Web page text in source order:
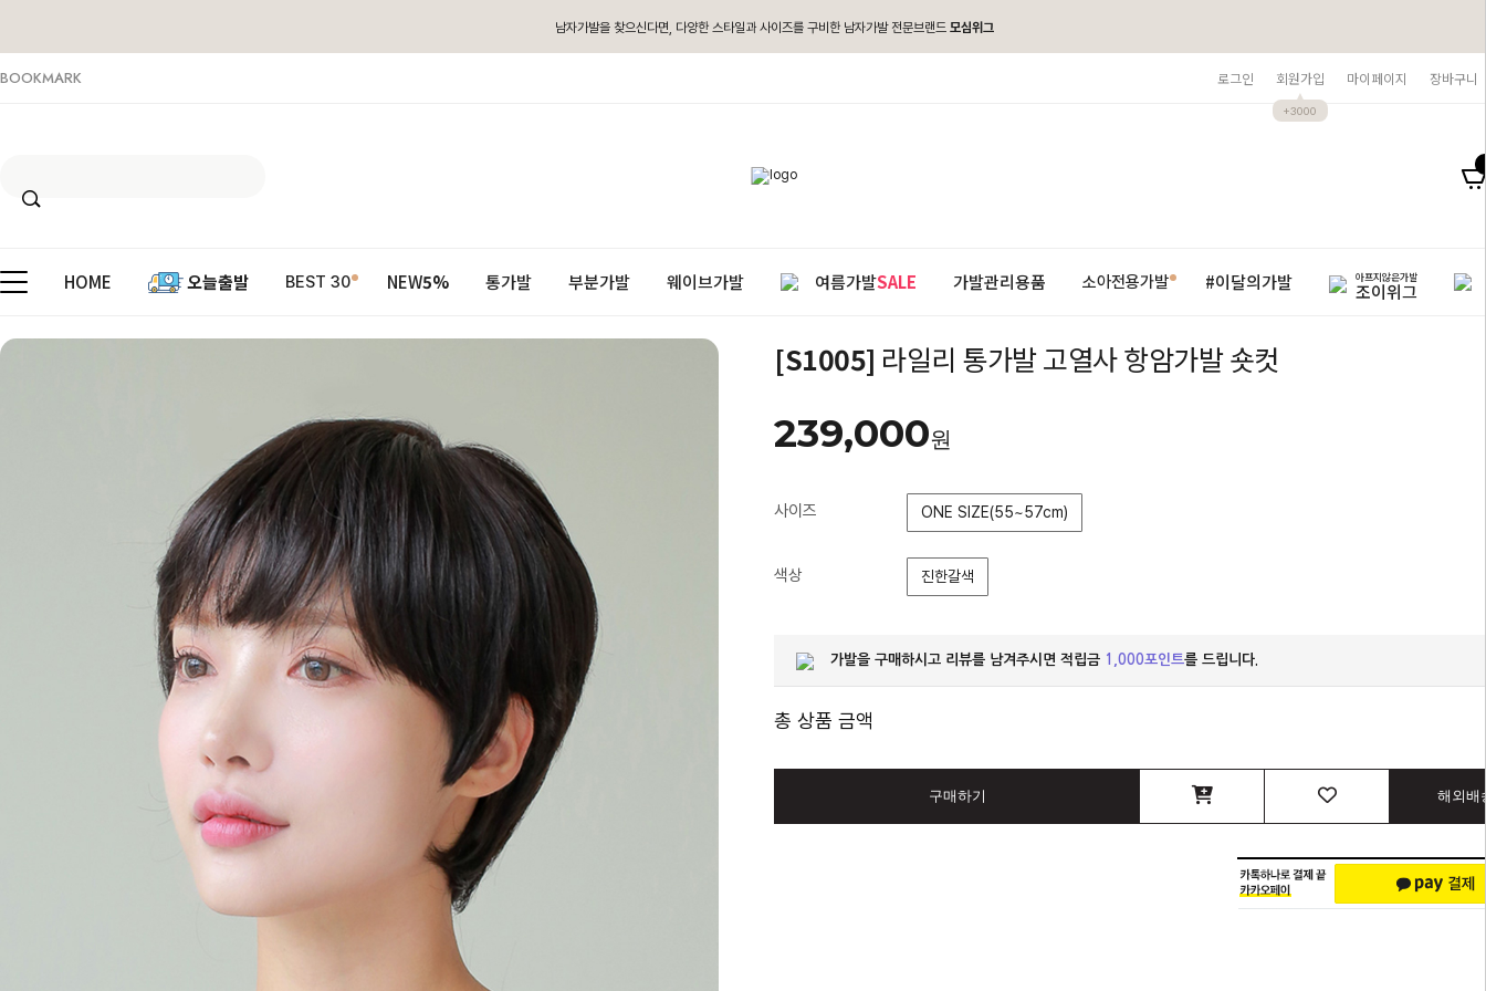
남자가발을 찾으신다면, 다양한 스타일과 사이즈를 구비한 남자가발 전문브랜드 모심위그
BOOKMARK 로그인 회원가입
+3000
마이페이지 장바구니
HOME 오늘출발 BEST 30 NEW5% 통가발 부분가발 웨이브가발 여름가발SALE 가발관리용품 소아전용가발 #이달의가발 아프지않은가발
조이위그
[S1005] 라일리 통가발 고열사 항암가발 숏컷
239,000원
사이즈 ONE SIZE(55~57cm)
색상 진한갈색
가발을 구매하시고 리뷰를 남겨주시면 적립금 1,000포인트를 드립니다.
총 상품 금액
구매하기 해외배